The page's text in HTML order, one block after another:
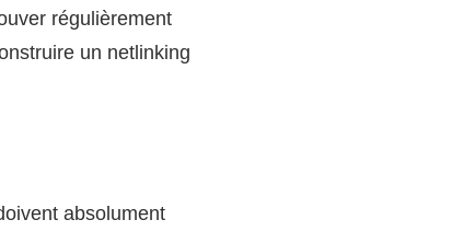
régulièrement
un netlinking
absolument